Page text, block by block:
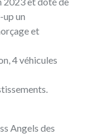
un
et
4 véhicules
Angels des